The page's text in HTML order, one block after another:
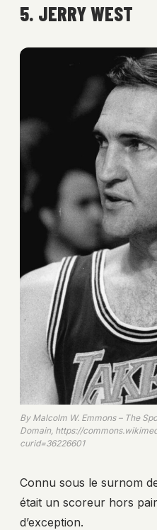
5. JERRY WEST
By Malcolm W. Emmons – The
Domain, https://
curid=36226601
Connu sous le surnom
était un scoreur hors
d’exception.